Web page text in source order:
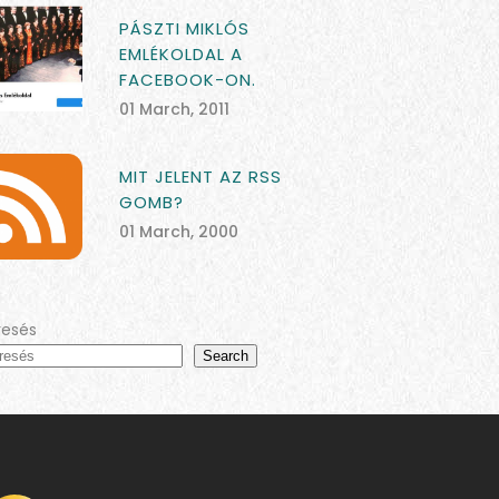
PÁSZTI MIKLÓS
EMLÉKOLDAL A
FACEBOOK-ON.
01 March, 2011
MIT JELENT AZ RSS
GOMB?
01 March, 2000
Search